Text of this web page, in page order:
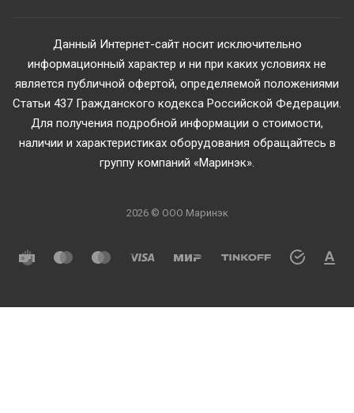
Данный Интернет-сайт носит исключительно
информационный характер и ни при каких условиях не
является публичной офертой, определяемой положениями
Статьи 437 Гражданского кодекса Российской Федерации.
Для получения подробной информации о стоимости,
наличии и характеристиках оборудования обращайтесь в
группу компаний «Маринэк».
2026 © ООО Маринэк